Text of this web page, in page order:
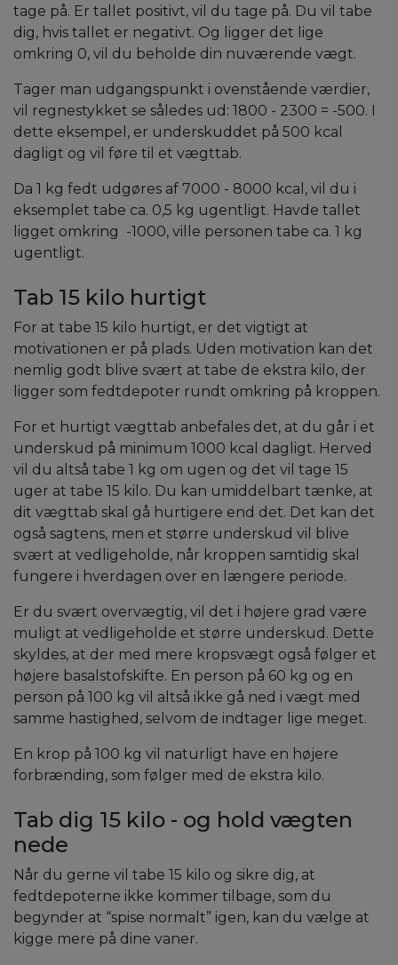
tage på. Er tallet positivt, vil du tage på. Du vil tabe
dig, hvis tallet er negativt. Og ligger det lige
omkring 0, vil du beholde din nuværende vægt.
Tager man udgangspunkt i ovenstående værdier,
vil regnestykket se således ud: 1800 - 2300 = -500. I
dette eksempel, er underskuddet på 500 kcal
dagligt og vil føre til et vægttab.
Da 1 kg fedt udgøres af 7000 - 8000 kcal, vil du i
eksemplet tabe ca. 0,5 kg ugentligt. Havde tallet
ligget omkring -1000, ville personen tabe ca. 1 kg
ugentligt.
Tab 15 kilo hurtigt
For at tabe 15 kilo hurtigt, er det vigtigt at
motivationen er på plads. Uden motivation kan det
nemlig godt blive svært at tabe de ekstra kilo, der
ligger som fedtdepoter rundt omkring på kroppen.
For et hurtigt vægttab anbefales det, at du går i et
underskud på minimum 1000 kcal dagligt. Herved
vil du altså tabe 1 kg om ugen og det vil tage 15
uger at tabe 15 kilo. Du kan umiddelbart tænke, at
dit vægttab skal gå hurtigere end det. Det kan det
også sagtens, men et større underskud vil blive
svært at vedligeholde, når kroppen samtidig skal
fungere i hverdagen over en længere periode.
Er du svært overvægtig, vil det i højere grad være
muligt at vedligeholde et større underskud. Dette
skyldes, at der med mere kropsvægt også følger et
højere basalstofskifte. En person på 60 kg og en
person på 100 kg vil altså ikke gå ned i vægt med
samme hastighed, selvom de indtager lige meget.
En krop på 100 kg vil naturligt have en højere
forbrænding, som følger med de ekstra kilo.
Tab dig 15 kilo - og hold vægten
nede
Når du gerne vil tabe 15 kilo og sikre dig, at
fedtdepoterne ikke kommer tilbage, som du
begynder at “spise normalt” igen, kan du vælge at
kigge mere på dine vaner.